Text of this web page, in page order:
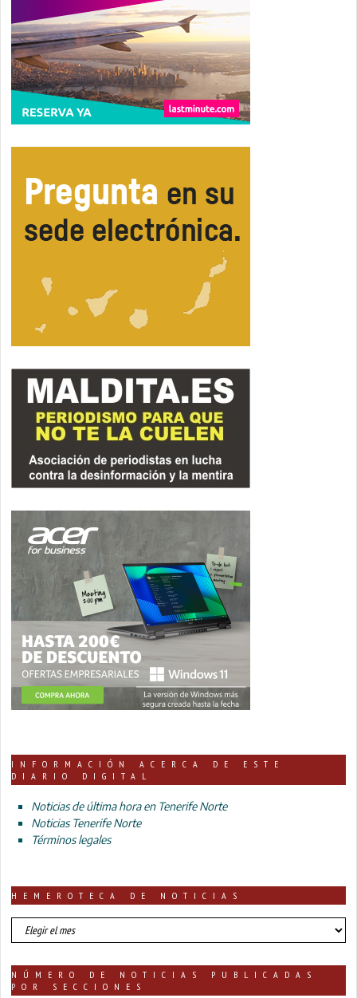
INFORMACIÓN ACERCA DE ESTE
DIARIO DIGITAL
Noticias de última hora en Tenerife Norte
Noticias Tenerife Norte
Términos legales
HEMEROTECA DE NOTICIAS
HEMEROTECA
DE
NÚMERO DE NOTICIAS PUBLICADAS
POR SECCIONES